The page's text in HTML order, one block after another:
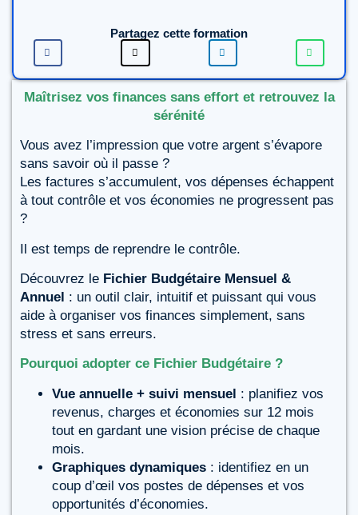
Partagez cette formation
Maîtrisez vos finances sans effort et retrouvez la
sérénité
Vous avez l’impression que votre argent s’évapore
sans savoir où il passe ?
Les factures s’accumulent, vos dépenses échappent
à tout contrôle et vos économies ne progressent pas
?
Il est temps de reprendre le contrôle.
Découvrez le Fichier Budgétaire Mensuel &
Annuel : un outil clair, intuitif et puissant qui vous
aide à organiser vos finances simplement, sans
stress et sans erreurs.
Pourquoi adopter ce Fichier Budgétaire ?
Vue annuelle + suivi mensuel : planifiez vos
revenus, charges et économies sur 12 mois
tout en gardant une vision précise de chaque
mois.
Graphiques dynamiques : identifiez en un
coup d’œil vos postes de dépenses et vos
opportunités d’économies.